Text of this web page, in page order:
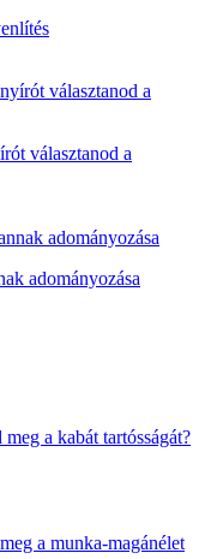
választanod a
adományozása
a kabát tartósságát?
a munka-magánélet